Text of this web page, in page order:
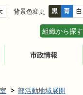
背景色変更
組織から探す
市政情報
部活動地域展開